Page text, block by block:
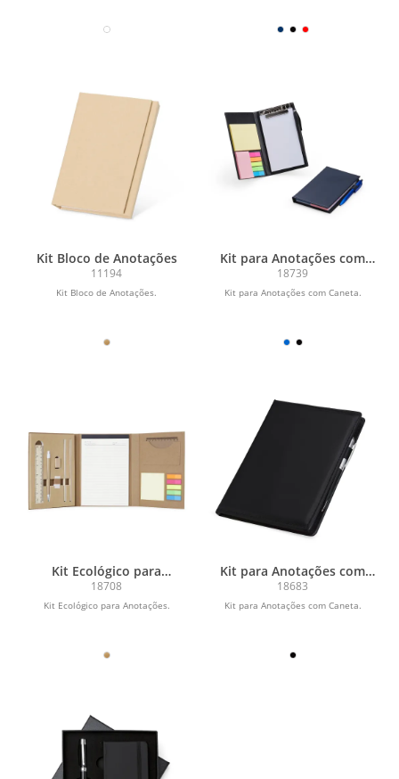
Kit Bloco de Anotações
11194
Kit Bloco de Anotações.
Kit para Anotações com
Caneta
18739
Kit para Anotações com Caneta.
Kit Ecológico para
Anotações
18708
Kit Ecológico para Anotações.
Kit para Anotações com
Caneta
18683
Kit para Anotações com Caneta.